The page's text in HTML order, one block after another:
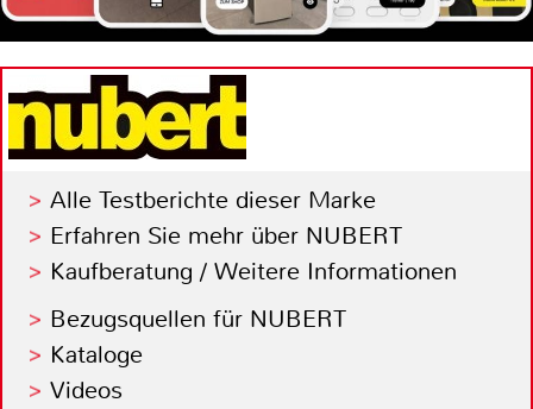
Alle Testberichte dieser Marke
Erfahren Sie mehr über NUBERT
Kaufberatung / Weitere Informationen
Bezugsquellen für NUBERT
Kataloge
Videos